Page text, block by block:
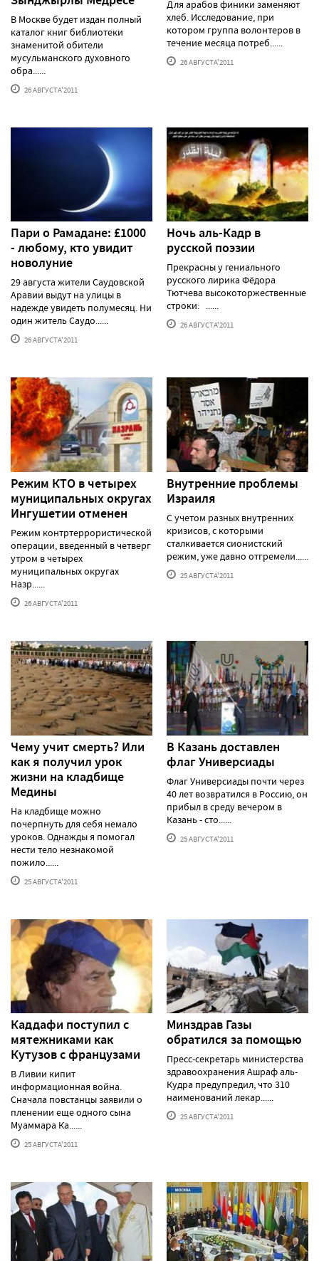
В Москве будет издан полный
каталог книг библиотеки
знаменитой обители
мусульманского духовного
обра......
26 АВГУСТА'2011
Для арабов финики заменяют
хлеб. Исследование, при
котором группа волонтеров в
течение месяца потреб......
26 АВГУСТА'2011
Пари о Рамадане: £1000
- любому, кто увидит
новолуние
29 августа жители Саудовской
Аравии выдут на улицы в
надежде увидеть полумесяц. Ни
один житель Саудо......
26 АВГУСТА'2011
Ночь аль-Кадр в
русской поэзии
Прекрасны у гениального
русского лирика Фёдора
Тютчева высокоторжественные
строки: ......
26 АВГУСТА'2011
Режим КТО в четырех
муниципальных округах
Ингушетии отменен
Режим контртеррористической
операции, введенный в четверг
утром в четырех
муниципальных округах
Назр......
26 АВГУСТА'2011
Внутренние проблемы
Израиля
С учетом разных внутренних
кризисов, с которыми
сталкивается сионистский
режим, уже давно отгремели......
25 АВГУСТА'2011
Чему учит смерть? Или
как я получил урок
жизни на кладбище
Медины
На кладбище можно
почерпнуть для себя немало
уроков. Однажды я помогал
нести тело незнакомой
пожило......
25 АВГУСТА'2011
В Казань доставлен
флаг Универсиады
Флаг Универсиады почти через
40 лет возвратился в Россию, он
прибыл в среду вечером в
Казань - сто......
25 АВГУСТА'2011
Каддафи поступил с
мятежниками как
Кутузов с французами
В Ливии кипит
информационная война.
Сначала повстанцы заявили о
пленении еще одного сына
Муаммара Ка......
25 АВГУСТА'2011
Минздрав Газы
обратился за помощью
Пресс-секретарь министерства
здравоохранения Ашраф аль-
Кудра предупредил, что 310
наименований лекар......
25 АВГУСТА'2011